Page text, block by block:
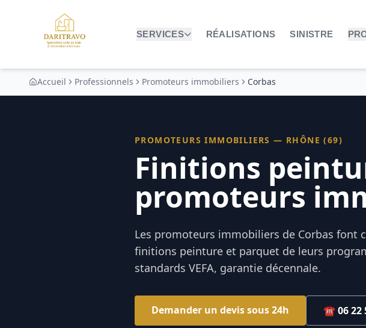
SERVICES RÉALISATIONS SINISTRE
Accueil Professionnels Promoteurs immobiliers Corbas
PROMOTEURS IMMOBILIERS — RHÔNE (69)
Finitions
promoteurs
Les promoteurs immobiliers de Corbas font
finitions peinture et parquet de leurs
standards VEFA, garantie décennale.
Demander un devis sous 24h ☎06 22